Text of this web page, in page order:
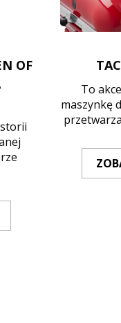
OF
To
maszynkę